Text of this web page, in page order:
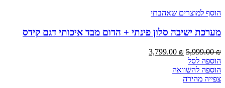
הוסף למוצרים שאהבתי
מערכת ישיבה סלון פינתי + הדום מבד איכותי דגם קידס
5,999.00₪
3,799.00 ₪
הוספה לסל
הוספה להשוואה
צפייה מהירה